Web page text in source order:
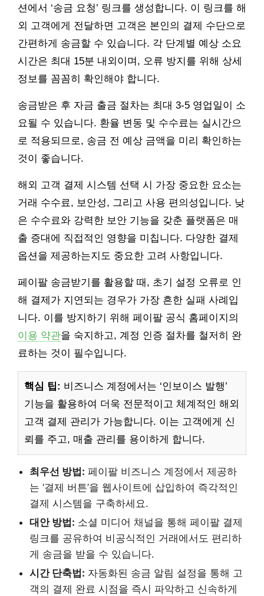
션에서 ‘송금 요청’ 링크를 생성합니다. 이 링크를 해
외 고객에게 전달하면 고객은 본인의 결제 수단으로
간편하게 송금할 수 있습니다. 각 단계별 예상 소요
시간은 최대 15분 내외이며, 오류 방지를 위해 상세
정보를 꼼꼼히 확인해야 합니다.
송금받은 후 자금 출금 절차는 최대 3-5 영업일이 소
요될 수 있습니다. 환율 변동 및 수수료는 실시간으
로 적용되므로, 송금 전 예상 금액을 미리 확인하는
것이 좋습니다.
해외 고객 결제 시스템 선택 시 가장 중요한 요소는
거래 수수료, 보안성, 그리고 사용 편의성입니다. 낮
은 수수료와 강력한 보안 기능을 갖춘 플랫폼은 매
출 증대에 직접적인 영향을 미칩니다. 다양한 결제
옵션을 제공하는지도 중요한 고려 사항입니다.
페이팔 송금받기를 활용할 때, 초기 설정 오류로 인
해 결제가 지연되는 경우가 가장 흔한 실패 사례입
니다. 이를 방지하기 위해 페이팔 공식 홈페이지의
이용 약관을 숙지하고, 계정 인증 절차를 철저히 완
료하는 것이 필수입니다.
핵심 팁: 비즈니스 계정에서는 ‘인보이스 발행’
기능을 활용하여 더욱 전문적이고 체계적인 해외
고객 결제 관리가 가능합니다. 이는 고객에게 신
뢰를 주고, 매출 관리를 용이하게 합니다.
최우선 방법: 페이팔 비즈니스 계정에서 제공하
는 ‘결제 버튼’을 웹사이트에 삽입하여 즉각적인
결제 시스템을 구축하세요.
대안 방법: 소셜 미디어 채널을 통해 페이팔 결제
링크를 공유하여 비공식적인 거래에서도 편리하
게 송금을 받을 수 있습니다.
시간 단축법: 자동화된 송금 알림 설정을 통해 고
객의 결제 완료 시점을 즉시 파악하고 신속하게